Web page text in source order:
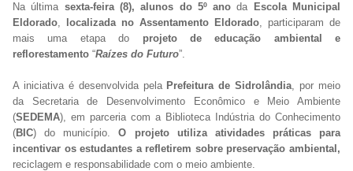
Na última sexta-feira (8), alunos do 5º anoda Escola Municipal
Eldorado, localizada no Assentamento Eldorado, participaram de
mais uma etapa do projeto de educação ambiental e
reflorestamento “Raízes do Futuro”.
A iniciativa é desenvolvida pela Prefeitura de Sidrolândia , por meio
da Secretaria de Desenvolvimento Econômico e Meio Ambiente
(SEDEMA), em parceria com a Biblioteca Indústria do Conhecimento
(BIC) do município.O projeto utiliza atividades práticas para
incentivar os estudantes a refletirem sobre preservação ambiental,
reciclagem e responsabilidade com o meio ambiente.